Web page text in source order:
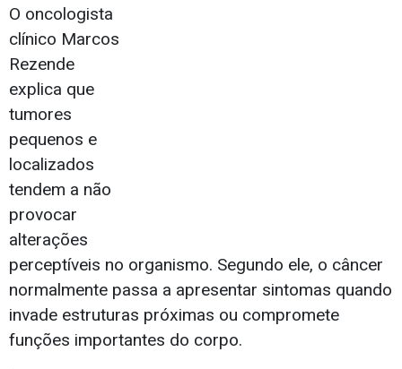
O oncologista
clínico Marcos
Rezende
explica que
tumores
pequenos e
localizados
tendem a não
provocar
alterações
perceptíveis no organismo. Segundo ele, o câncer
normalmente passa a apresentar sintomas quando
invade estruturas próximas ou compromete
funções importantes do corpo.